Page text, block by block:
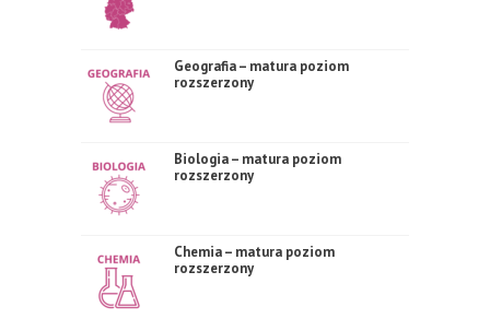
Geografia – matura poziom
rozszerzony
Biologia – matura poziom
rozszerzony
Chemia – matura poziom
rozszerzony